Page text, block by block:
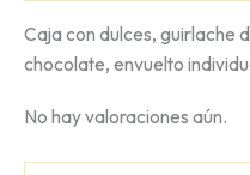
Caja con dulces, guirlache
chocolate, envuelto
No hay valoraciones aún.